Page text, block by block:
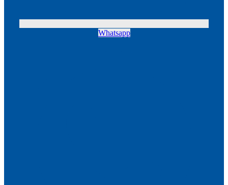
Whatsapp